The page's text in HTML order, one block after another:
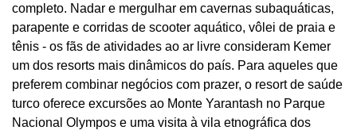
completo. Nadar e mergulhar em cavernas subaquáticas,
parapente e corridas de scooter aquático, vôlei de praia e
tênis - os fãs de atividades ao ar livre consideram Kemer
um dos resorts mais dinâmicos do país. Para aqueles que
preferem combinar negócios com prazer, o resort de saúde
turco oferece excursões ao Monte Yarantash no Parque
Nacional Olympos e uma visita à vila etnográfica dos